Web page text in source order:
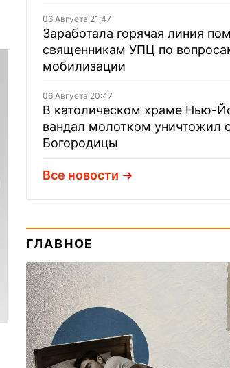
06 Августа 21:47
Заработала горячая линия
священникам УПЦ по
мобилизации
06 Августа 20:47
В католическом храме Нью-
вандал молотком уничтожил
Богородицы
Все новости
ГЛАВНОЕ